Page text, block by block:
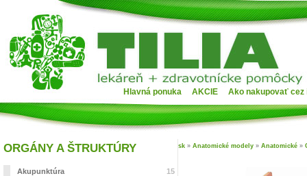
Hlavná ponuka AKCIE Ako nakupovať cez
sk » Anatomické modely » Anatomické »
ORGÁNY A ŠTRUKTÚRY
Akupunktúra 15